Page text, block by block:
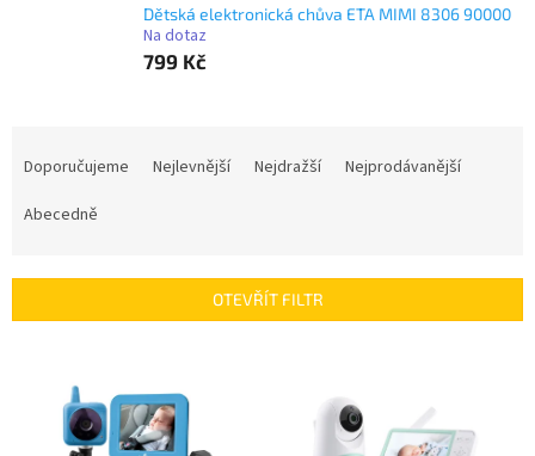
Dětská elektronická chůva ETA MIMI 8306 90000
Na dotaz
799 Kč
r
Doporučujeme Nejlevnější Nejdražší
Nejprodávanější
Abecedně
OTEVŘÍT FILTR